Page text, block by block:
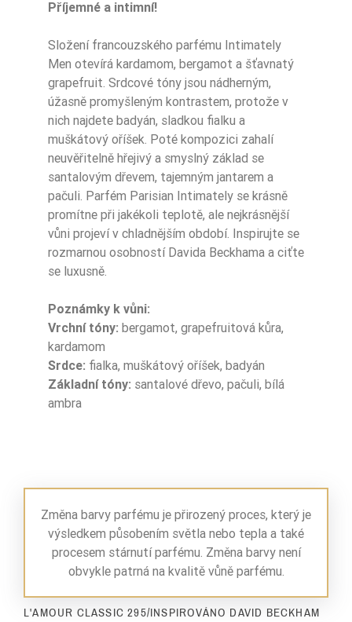
Příjemné a intimní!
Složení francouzského parfému Intimately
Men otevírá kardamom, bergamot a šťavnatý
grapefruit. Srdcové tóny jsou nádherným,
úžasně promyšleným kontrastem, protože v
nich najdete badyán, sladkou fialku a
muškátový oříšek. Poté kompozici zahalí
neuvěřitelně hřejivý a smyslný základ se
santalovým dřevem, tajemným jantarem a
pačuli. Parfém Parisian Intimately se krásně
promítne při jakékoli teplotě, ale nejkrásnější
vůni projeví v chladnějším období. Inspirujte se
rozmarnou osobností Davida Beckhama a ciťte
se luxusně.
Poznámky k vůni:
Vrchní tóny: bergamot, grapefruitová kůra,
kardamom
Srdce: fialka, muškátový oříšek, badyán
Základní tóny: santalové dřevo, pačuli, bílá
ambra
Změna barvy parfému je přirozený proces, který je
výsledkem působením světla nebo tepla a také
procesem stárnutí parfému. Změna barvy není
obvykle patrná na kvalitě vůně parfému.
L'AMOUR CLASSIC 295/INSPIROVÁNO DAVID BECKHAM